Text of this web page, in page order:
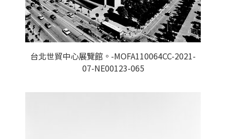
台北世貿中心展覽館。-MOFA110064CC-2021-
07-NE00123-065